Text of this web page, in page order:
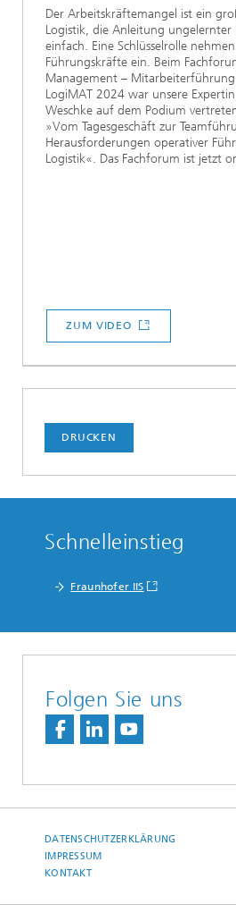
Der Arbeitskräftemangel ist ein
Logistik, die Anleitung
einfach. Eine Schlüsselrolle
Führungskräfte ein. Beim
Management –
LogiMAT 2024 war unsere
Weschke auf dem Podium
»Vom Tagesgeschäft zur
Herausforderungen operativer
Logistik«. Das Fachforum ist jetzt
ZUM VIDEO
DRUCKEN
Schnelleinstieg
Fraunhofer IIS
Folgen Sie uns
DATENSCHUTZERKLÄRUNG
IMPRESSUM
KONTAKT